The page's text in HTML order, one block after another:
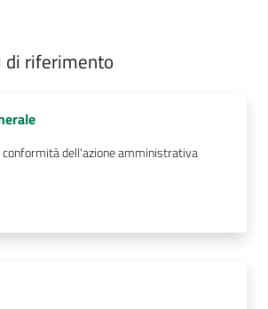
di riferimento
conformità dell'azione amministrativa